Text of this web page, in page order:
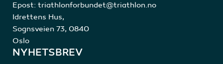
Epost: triathlonforbundet@triathlon.no
Idrettens Hus,
Sognsveien 73, 0840
Oslo
NYHETSBREV